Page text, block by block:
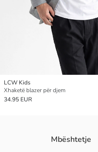
LCW Kids
Xhaketë blazer për djem
34.95 EUR
Mbështetje